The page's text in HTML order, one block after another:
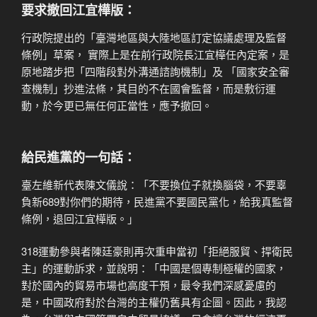
要求撤回江宜樺版：
行政院提出的「臺灣地區與大陸地區訂定協議處理及監督
條例」草案， 實際上是在前行政院長江宜樺任內定案，是
原地踏步把「四階段對外溝通諮詢機制」及 「國家安全審
查機制」抄進法條，其目的不在國會監督，而是敷衍運
動，於今更已無任何正當性，應予撤回。
給民進黨的一句話：
臺左維新代表陳文儀說：「不要換位子就換腦袋，不要辜
負新689對你們的期待，民進黨不要國民黨化，給我真監督
條例，退回江宜樺版。」
318運動參與者陳廷豪則再次重申當初「拒絕服貿、捍衛民
主」的運動訴求，並說明：「中國是個專制極權的國家，
對於國內的貿易市場也高度干預，最令我們深感憂慮的
是，中國政府對於台灣的主權仍舊具有企圖。因此，我認